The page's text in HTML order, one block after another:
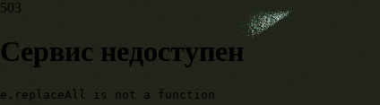
503
Сервис недоступен
e.replaceAll is not a function